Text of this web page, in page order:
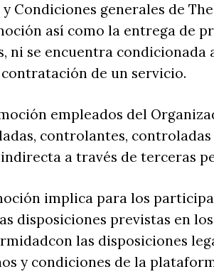
Condiciones generales de The
así como la entrega de
ni se encuentra condicionada
de un servicio.
empleados del
controlantes, controladas
a través de terceras
implica para los
disposiciones previstas en
las disposiciones
y condiciones de la